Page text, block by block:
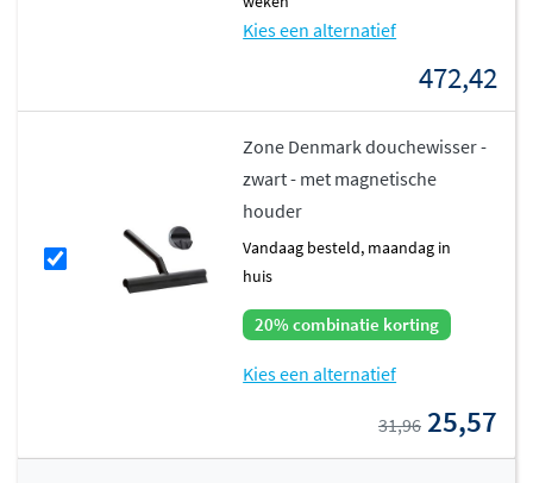
Kies een alternatief
472,42
Zone Denmark douchewisser -
zwart - met magnetische
houder
vandaag besteld, maandag in
huis
20% combinatie korting
Kies een alternatief
31,96 25,57